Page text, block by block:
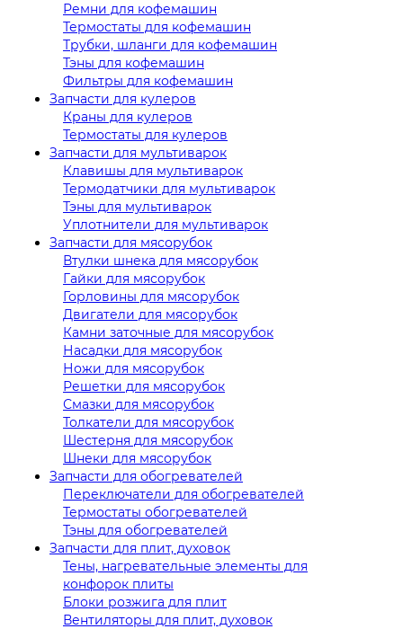
Ремни для кофемашин
Термостаты для кофемашин
Трубки, шланги для кофемашин
Тэны для кофемашин
Фильтры для кофемашин
Запчасти для кулеров
Краны для кулеров
Термостаты для кулеров
Запчасти для мультиварок
Клавишы для мультиварок
Термодатчики для мультиварок
Тэны для мультиварок
Уплотнители для мультиварок
Запчасти для мясорубок
Втулки шнека для мясорубок
Гайки для мясорубок
Горловины для мясорубок
Двигатели для мясорубок
Камни заточные для мясорубок
Насадки для мясорубок
Ножи для мясорубок
Решетки для мясорубок
Смазки для мясорубок
Толкатели для мясорубок
Шестерня для мясорубок
Шнеки для мясорубок
Запчасти для обогревателей
Переключатели для обогревателей
Термостаты обогревателей
Тэны для обогревателей
Запчасти для плит, духовок
Тены, нагревательные элементы для
конфорок плиты
Блоки розжига для плит
Вентиляторы для плит, духовок